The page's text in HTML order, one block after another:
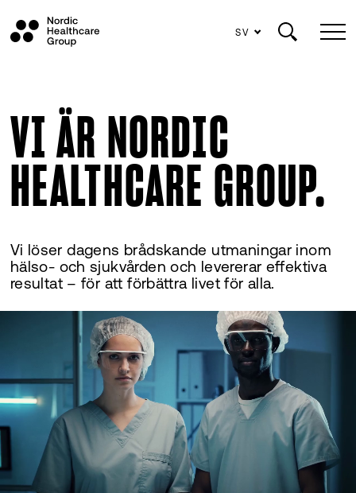
SV
VI ÄR NORDIC
HEALTHCARE GROUP.
Vi löser dagens brådskande utmaningar inom
hälso- och sjukvården och levererar effektiva
resultat – för att förbättra livetför alla.